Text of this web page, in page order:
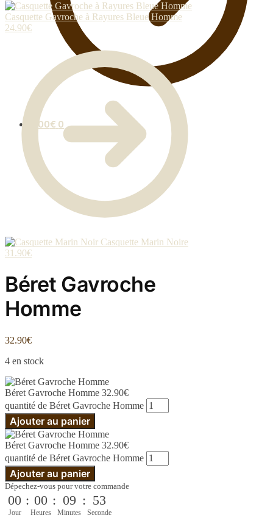
0.00€ 0
Casquette Gavroche à Rayures Bleue Homme
24.90€
Casquette Marin Noire
31.90€
Béret Gavroche
Homme
32.90€
4 en stock
Béret Gavroche Homme 32.90€
quantité de Béret Gavroche Homme
Ajouter au panier
Béret Gavroche Homme 32.90€
quantité de Béret Gavroche Homme
Ajouter au panier
Dépechez-vous pour votre commande
00
Jour
: 00
Heures
: 09
Minutes
: 53
Seconde